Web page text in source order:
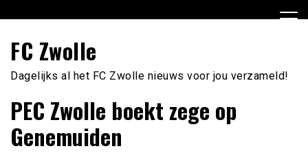
naar
inhoudFC Zwolle
Dagelijks al het FC Zwolle nieuws voor jou verzameld!
PEC Zwolle boekt zege op
Genemuiden